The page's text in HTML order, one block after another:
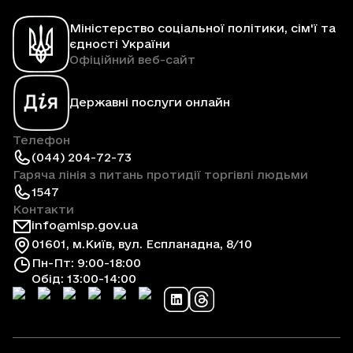
Міністерство соціальної політики, сім'ї та
єдності України
Офіційний веб-сайт
Державні послуги онлайн
Телефон
(044) 204-72-73
Гаряча лінія з питань протидії торгівлі людьми
1547
Контакти
info@mlsp.gov.ua
01601, м.Київ, вул. Еспланадна, 8/10
Пн-Пт: 9:00-18:00
Обід: 13:00-14:00